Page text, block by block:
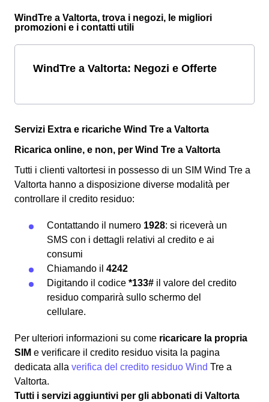
WindTre a Valtorta, trova i negozi, le migliori
promozioni e i contatti utili
WindTre a Valtorta: Negozi e Offerte
Servizi Extra e ricariche Wind Tre a Valtorta
Ricarica online, e non, per Wind Tre a Valtorta
Tutti i clienti valtortesi in possesso di un SIM Wind Tre a
Valtorta hanno a disposizione diverse modalità per
controllare il credito residuo:
Contattando il numero 1928: si riceverà un
SMS con i dettagli relativi al credito e ai
consumi
Chiamando il 4242
Digitando il codice *133# il valore del credito
residuo comparirà sullo schermo del
cellulare.
Per ulteriori informazioni su come ricaricare la propria
SIM e verificare il credito residuo visita la pagina
dedicata alla verifica del credito residuo Wind Tre a
Valtorta.
Tutti i servizi aggiuntivi per gli abbonati di Valtorta